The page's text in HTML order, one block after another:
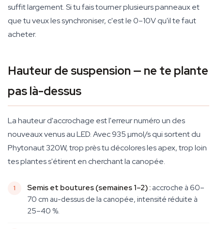
suffit largement. Si tu fais tourner plusieurs panneaux et
que tu veux les synchroniser, c'est le 0–10V qu'il te faut
acheter.
Hauteur de suspension — ne te plante
pas là-dessus
La hauteur d'accrochage est l'erreur numéro un des
nouveaux venus au LED. Avec 935 µmol/s qui sortent du
Phytonaut 320W, trop près tu décolores les apex, trop loin
tes plantes s'étirent en cherchant la canopée.
Semis et boutures (semaines 1–2) :accroche à 60–
70 cm au-dessus de la canopée, intensité réduite à
25–40 %.